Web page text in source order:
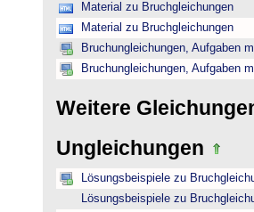
Material zu Bruchgleichungen
Material zu Bruchgleichungen
Bruchungleichungen, Aufgaben
Bruchungleichungen, Aufgaben
Weitere
Ungleichungen
Lösungsbeispiele zu
Lösungsbeispiele zu